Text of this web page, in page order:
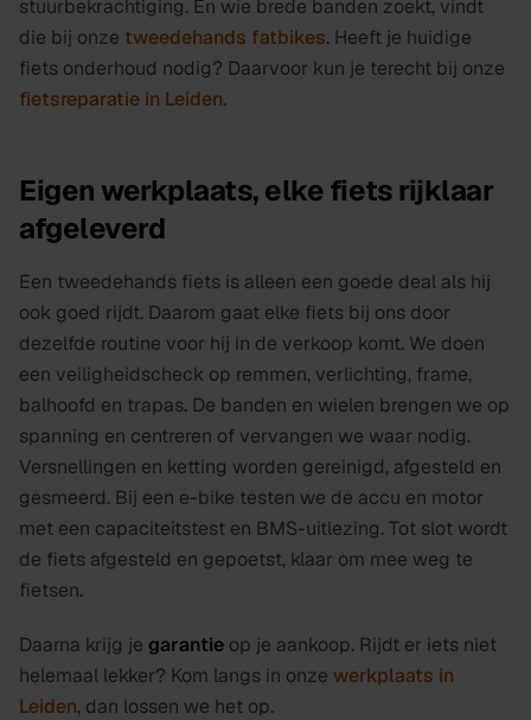
stuurbekrachtiging. En wie brede banden zoekt, vindt
die bij onze tweedehands fatbikes. Heeft je huidige
fiets onderhoud nodig? Daarvoor kun je terecht bij onze
fietsreparatie in Leiden.
Eigen werkplaats, elke fiets rijklaar
afgeleverd
Een tweedehands fiets is alleen een goede deal als hij
ook goed rijdt. Daarom gaat elke fiets bij ons door
dezelfde routine voor hij in de verkoop komt. We doen
een veiligheidscheck op remmen, verlichting, frame,
balhoofd en trapas. De banden en wielen brengen we op
spanning en centreren of vervangen we waar nodig.
Versnellingen en ketting worden gereinigd, afgesteld en
gesmeerd. Bij een e-bike testen we de accu en motor
met een capaciteitstest en BMS-uitlezing. Tot slot wordt
de fiets afgesteld en gepoetst, klaar om mee weg te
fietsen.
Daarna krijg je garantie op je aankoop. Rijdt er iets niet
helemaal lekker? Kom langs in onze werkplaats in
Leiden, dan lossen we het op.